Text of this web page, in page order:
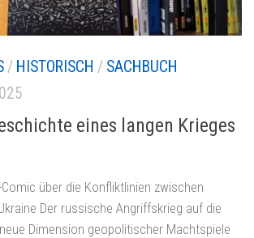
/ HISTORISCH / SACHBUCH
eines langen Krieges
über die Konfliktlinien zwischen
Der russische Angriffskrieg auf die
Dimension geopolitischer Machtspiele